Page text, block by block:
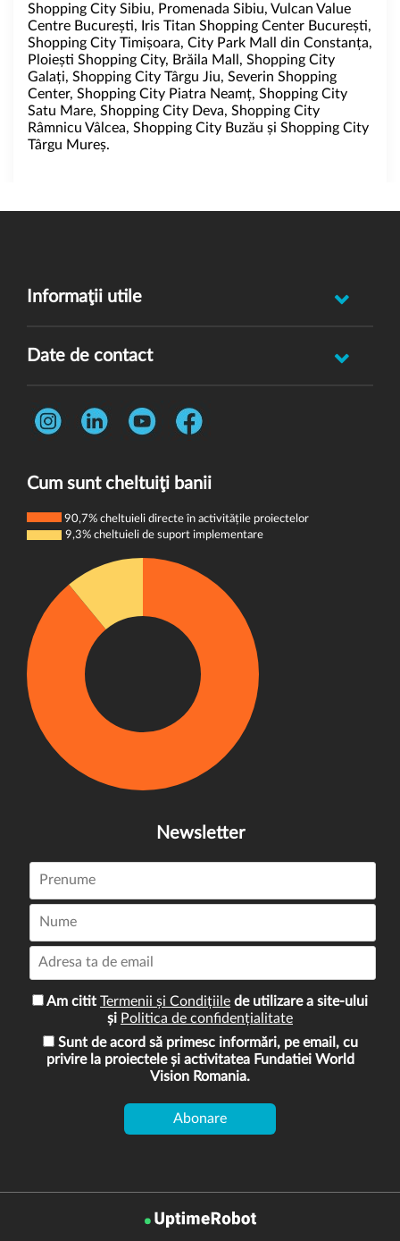
Shopping City Sibiu, Promenada Sibiu, Vulcan Value
Centre București, Iris Titan Shopping Center București,
Shopping City Timișoara, City Park Mall din Constanța,
Ploiești Shopping City, Brăila Mall, Shopping City
Galați, Shopping City Târgu Jiu, Severin Shopping
Center, Shopping City Piatra Neamț, Shopping City
Satu Mare, Shopping City Deva, Shopping City
Râmnicu Vâlcea, Shopping City Buzău și Shopping City
Târgu Mureș.
Informaţii utile
Întrebări frecvente
Politica de cookie-uri
Date de contact
Str. Rotasului, Nr. 7, Sector 1, Bucuresti, 012167
Telefon:
0731 444 013
Cum sunt cheltuiţi banii
90,7% cheltuieli directe în activitățile proiectelor
9,3% cheltuieli de suport implementare
Newsletter
Am citit Termenii și Condițiile de utilizare a site-ului
și Politica de confidențialitate
Sunt de acord să primesc informări, pe email, cu
privire la proiectele și activitatea Fundatiei World
Vision Romania.